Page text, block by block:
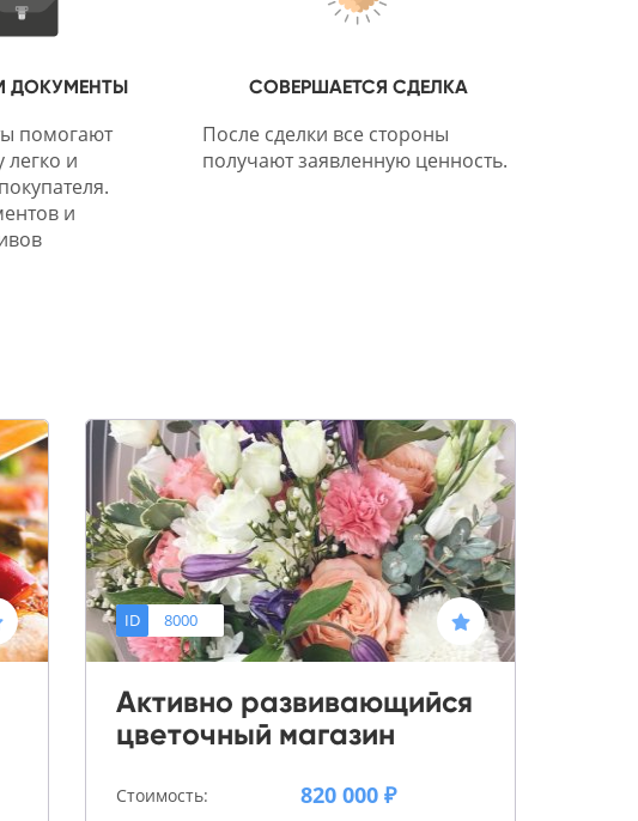
ДОКУМЕНТЫ
помогают
легко и
и
СОВЕРШАЕТСЯ СДЕЛКА
После сделки все стороны
получают заявленную ценность.
ID 8000
Активно развивающийся
цветочный магазин
Стоимость: 820 000 ₽